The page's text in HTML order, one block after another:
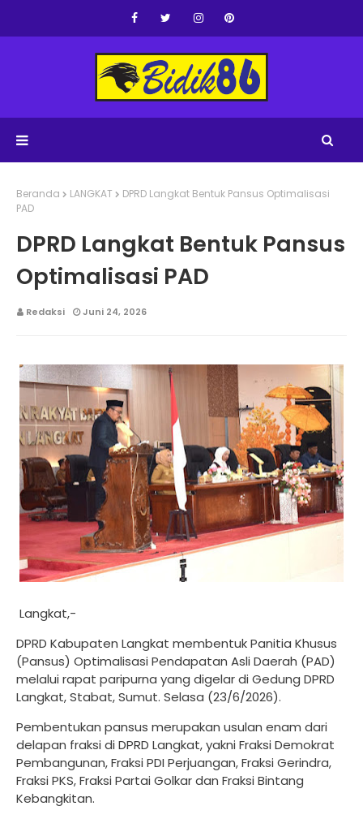
Beranda LANGKAT
DPRD Langkat Bentuk Pansus Optimalisasi
PAD
DPRD Langkat Bentuk Pansus
Optimalisasi PAD
Redaksi Juni 24, 2026
Langkat,-
DPRD Kabupaten Langkat membentuk Panitia Khusus
(Pansus) Optimalisasi Pendapatan Asli Daerah (PAD)
melalui rapat paripurna yang digelar di Gedung DPRD
Langkat, Stabat, Sumut. Selasa (23/6/2026).
Pembentukan pansus merupakan usulan enam dari
delapan fraksi di DPRD Langkat, yakni Fraksi Demokrat
Pembangunan, Fraksi PDI Perjuangan, Fraksi Gerindra,
Fraksi PKS, Fraksi Partai Golkar dan Fraksi Bintang
Kebangkitan.